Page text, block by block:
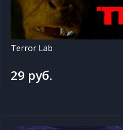
Terror Lab
29 руб.